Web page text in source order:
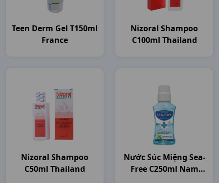
Teen Derm Gel T150ml
France
Nizoral Shampoo
C100ml Thailand
Nizoral Shampoo
C50ml Thailand
Nước Súc Miệng Sea-
Free C250ml Nam